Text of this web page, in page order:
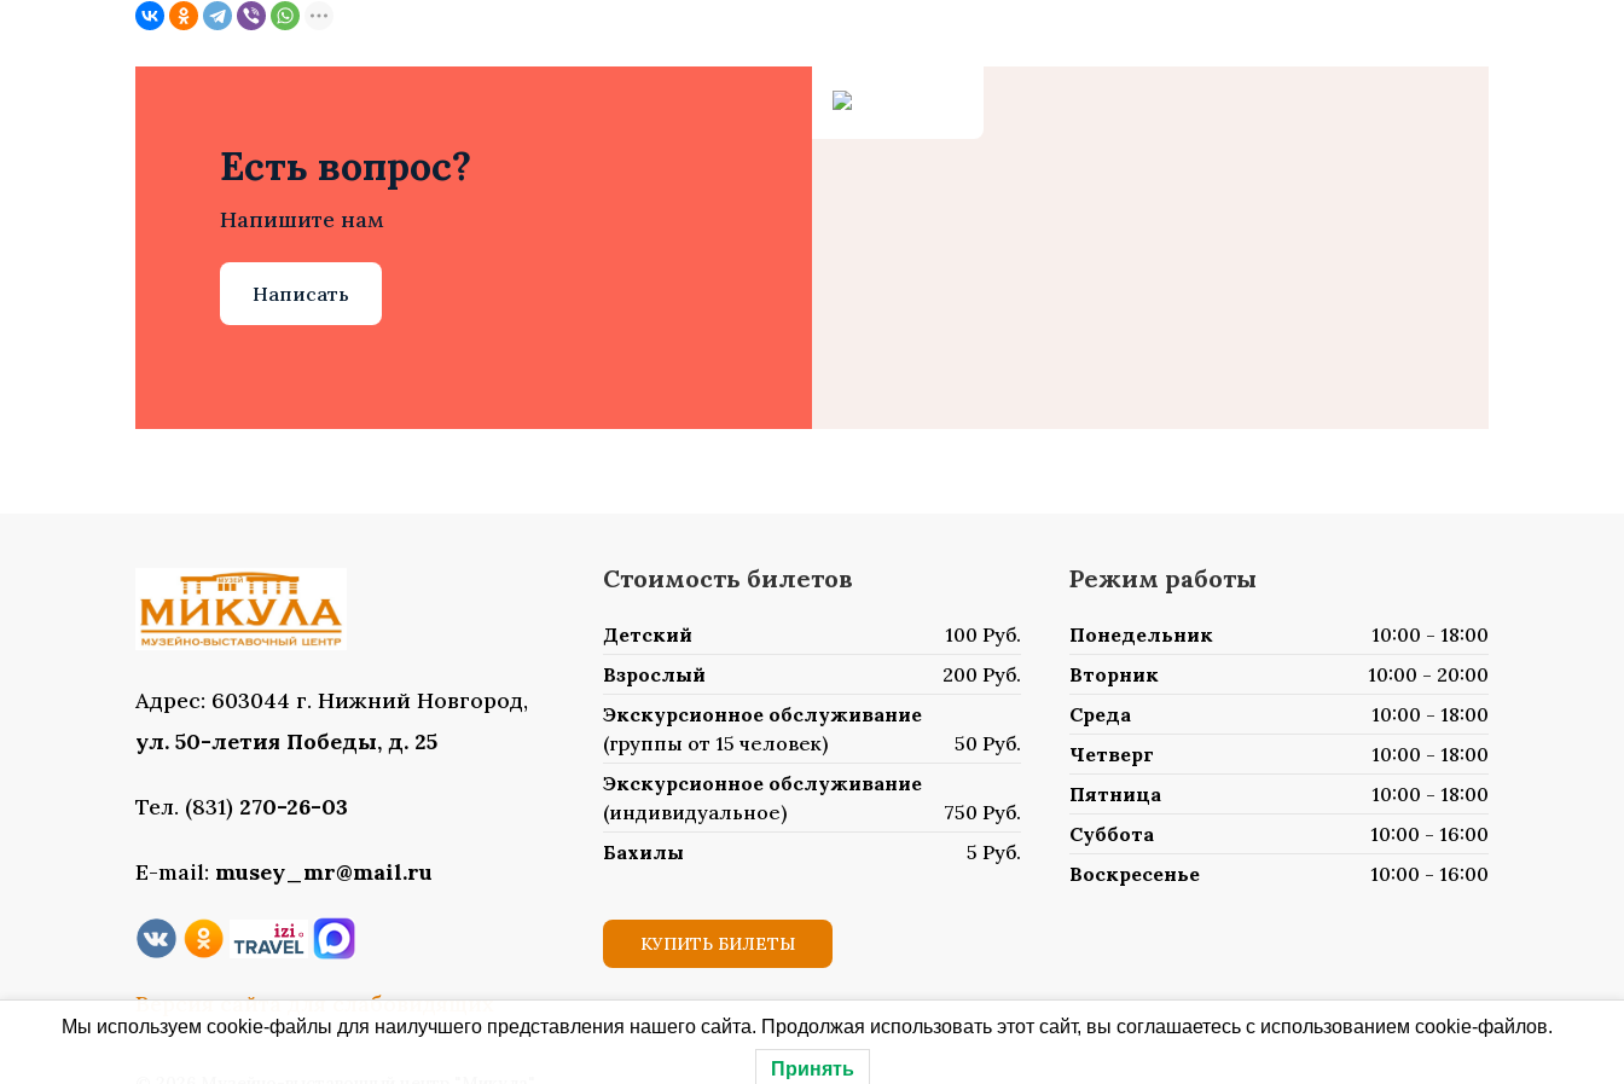
Есть вопрос?
Напишите нам
Написать
Адрес: 603044 г. Нижний Новгород,
ул. 50-летия Победы, д. 25
Тел. (831) 270-26-03
E-mail: musey_mr@mail.ru
Версия сайта для слабовидящих
Стоимость билетов
Детский
100 Руб.
Взрослый
200 Руб.
Экскурсионное обслуживание
(группы от 15 человек)
50 Руб.
Экскурсионное обслуживание
(индивидуальное)
750 Руб.
Бахилы
5 Руб.
КУПИТЬ БИЛЕТЫ
Режим работы
Понедельник
10:00 - 18:00
Вторник
10:00 - 20:00
Среда
10:00 - 18:00
Четверг
10:00 - 18:00
Пятница
10:00 - 18:00
Суббота
10:00 - 16:00
Воскресенье
10:00 - 16:00
Мы используем cookie-файлы для наилучшего представления нашего сайта. Продолжая использовать этот сайт, вы соглашаетесь с использованием cookie-файлов.
Принять